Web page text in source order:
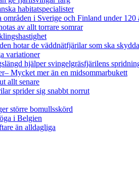
habitatspecialister
i Sverige och Finland under 120
av allt torrare somrar
hotar de väddnätfjärilar som ska
variationer
hjälper svingelgräsfjärilens
Mycket mer än en midsommarbukett
allt senare
sprider sig snabbt norrut
större bomullsskörd
i Belgien
än alldagliga